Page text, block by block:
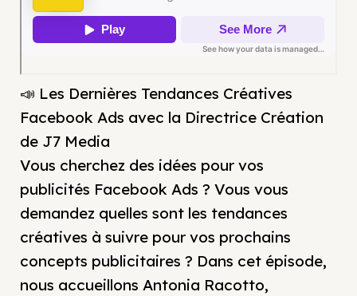
📣 Les Dernières Tendances Créatives
Facebook Ads avec la Directrice Création
de J7 Media
Vous cherchez des idées pour vos
publicités Facebook Ads ? Vous vous
demandez quelles sont les tendances
créatives à suivre pour vos prochains
concepts publicitaires ? Dans cet épisode,
nous accueillons Antonia Racotto,